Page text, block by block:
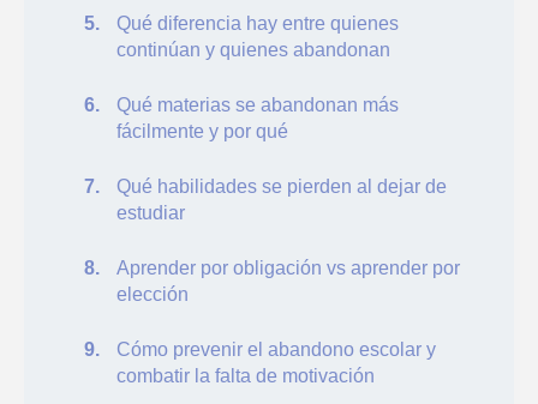
Qué diferencia hay entre quienes
continúan y quienes abandonan
Qué materias se abandonan más
fácilmente y por qué
Qué habilidades se pierden al dejar de
estudiar
Aprender por obligación vs aprender por
elección
Cómo prevenir el abandono escolar y
combatir la falta de motivación